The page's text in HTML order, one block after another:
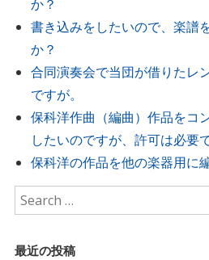
か？
書き込みをしたいので、楽譜
か？
合同演奏会で当団が借りたレ
ですが。
保科洋作曲（編曲）作品をコ
したいのですが、許可は必要
保科洋の作品を他の楽器用に
最近の投稿